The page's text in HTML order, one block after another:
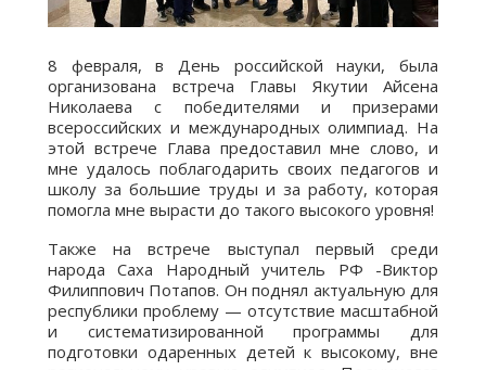
8 февраля, в День российской науки, была
организована встреча Главы Якутии Айсена
Николаева с победителями и призерами
всероссийских и международных олимпиад. На
этой встрече Глава предоставил мне слово, и
мне удалось поблагодарить своих педагогов и
школу за большие труды и за работу, которая
помогла мне вырасти до такого высокого уровня!
Также на встрече выступал первый среди
народа Саха Народный учитель РФ -Виктор
Филиппович Потапов. Он поднял актуальную для
республики проблему — отсутствие масштабной
и систематизированной программы для
подготовки одаренных детей к высокому, вне